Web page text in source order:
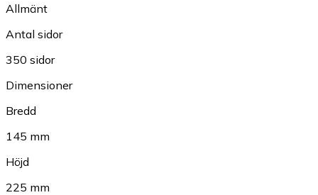
Allmänt
Antal sidor
350 sidor
Dimensioner
Bredd
145 mm
Höjd
225 mm